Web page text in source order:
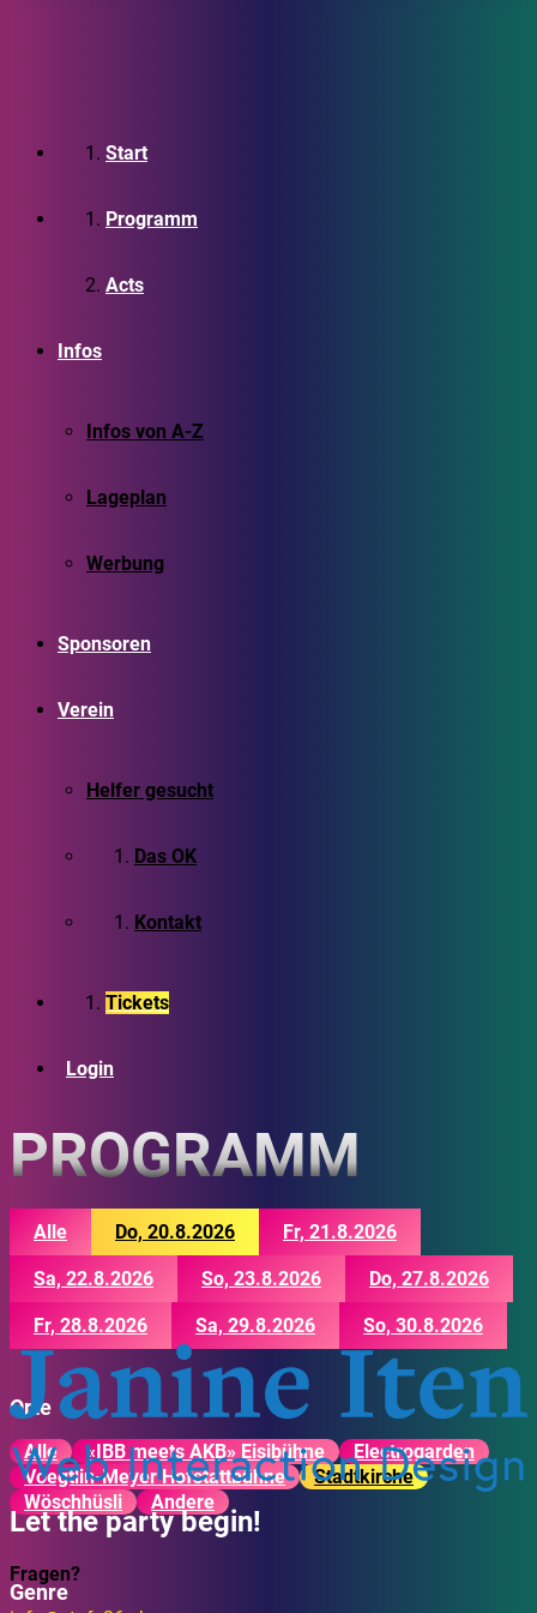
Start
Programm
Acts
Infos
Infos von A-Z
Lageplan
Werbung
Sponsoren
Verein
Helfer gesucht
Das OK
Kontakt
Tickets
Login
PROGRAMM
Alle Do, 20.8.2026 Fr, 21.8.2026
Sa, 22.8.2026 So, 23.8.2026 Do, 27.8.2026
Fr, 28.8.2026 Sa, 29.8.2026 So, 30.8.2026
Orte
Alle «IBB meets AKB» Eisibühne
Electrogarden
Voegtlin-Meyer Hofstattbühne
Stadtkirche
Wöschhüsli
Andere
Genre
Let the party begin!
Fragen?